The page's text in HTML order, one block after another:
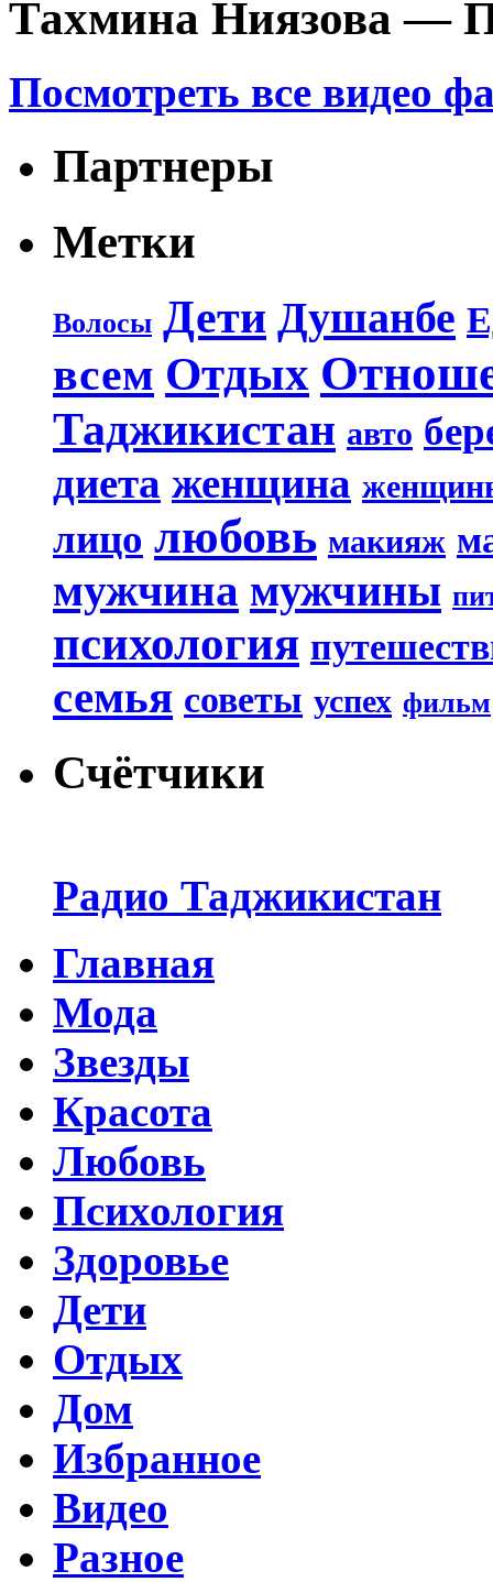
Тахмина Ниязова —
Посмотреть все видео
Партнеры
Метки
Волосы Дети Душанбе
всем Отдых
Таджикистан авто
диета женщина
лицо любовь макияж
мужчина мужчины
психология
семья советы успех фильм
Счётчики
Радио Таджикистан
Главная
Мода
Звезды
Красота
Любовь
Психология
Здоровье
Дети
Отдых
Дом
Избранное
Видео
Разное